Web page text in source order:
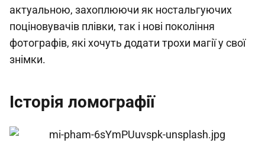
актуальною, захоплюючи як ностальгуючих
поціновувачів плівки, так і нові покоління
фотографів, які хочуть додати трохи магії у свої
знімки.
Історія ломографії